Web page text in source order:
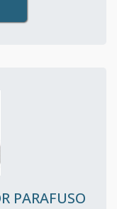
PARAFUSO